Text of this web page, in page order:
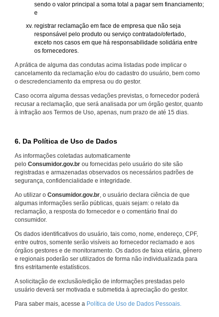
sendo o valor principal a soma total a pagar sem financiamento;
e
registrar reclamação em face de empresa que não seja
responsável pelo produto ou serviço contratado/ofertado,
exceto nos casos em que há responsabilidade solidária entre
os fornecedores.
A prática de alguma das condutas acima listadas pode implicar o
cancelamento da reclamação e/ou do cadastro do usuário, bem como
o descredenciamento da empresa ou do gestor.
Caso ocorra alguma dessas vedações previstas, o fornecedor poderá
recusar a reclamação, que será analisada por um órgão gestor, quanto
à infração aos Termos de Uso, apenas, num prazo de até 15 dias.
6. Da Política de Uso de Dados
As informações coletadas automaticamente
pelo Consumidor.gov.br ou fornecidas pelo usuário do site são
registradas e armazenadas observados os necessários padrões de
segurança, confidencialidade e integridade.
Ao utilizar o Consumidor.gov.br , o usuário declara ciência de que
algumas informações serão públicas, quais sejam: o relato da
reclamação, a resposta do fornecedor e o comentário final do
consumidor.
Os dados identificativos do usuário, tais como, nome, endereço, CPF,
entre outros, somente serão visíveis ao fornecedor reclamado e aos
órgãos gestores e de monitoramento. Os dados de faixa etária, gênero
e regionais poderão ser utilizados de forma não individualizada para
fins estritamente estatísticos.
A solicitação de exclusão/edição de informações prestadas pelo
usuário deverá ser motivada e submetida à apreciação do gestor.
Para saber mais, acesse a Política de Uso de Dados Pessoais.